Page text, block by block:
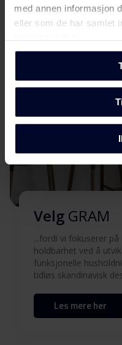
med annen informasjon
eller som de har samlet
Produktbilde FSI
Velg GRAM
...fordi vi fokuserer
holdbarhet ved å
funksjonelle
tidløs skandinavisk
Les mere her